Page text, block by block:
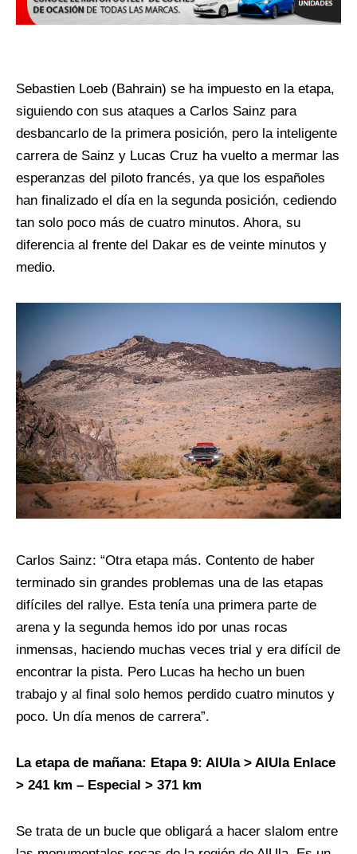
Sebastien Loeb (Bahrain) se ha impuesto en la etapa,
siguiendo con sus ataques a Carlos Sainz para
desbancarlo de la primera posición, pero la inteligente
carrera de Sainz y Lucas Cruz ha vuelto a mermar las
esperanzas del piloto francés, ya que los españoles
han finalizado el día en la segunda posición, cediendo
tan solo poco más de cuatro minutos. Ahora, su
diferencia al frente del Dakar es de veinte minutos y
medio.
Carlos Sainz: “Otra etapa más. Contento de haber
terminado sin grandes problemas una de las etapas
difíciles del rallye. Esta tenía una primera parte de
arena y la segunda hemos ido por unas rocas
inmensas, haciendo muchas veces trial y era difícil de
encontrar la pista. Pero Lucas ha hecho un buen
trabajo y al final solo hemos perdido cuatro minutos y
poco. Un día menos de carrera”.
La etapa de mañana: Etapa 9: AlUla > AlUla Enlace
> 241 km – Especial > 371 km
Se trata de un bucle que obligará a hacer slalom entre